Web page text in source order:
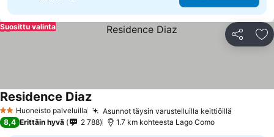
Jaa
Suosittu valinta
2 Tähtiluokitus
Huoneisto palveluilla Asunnot täysin varustelluilla keittiöillä
Residence Diaz
8,4 Erittäin hyvä 2 788 1.7 km kohteesta Lago Como